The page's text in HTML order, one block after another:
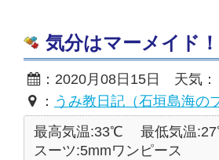
気分はマーメイド
：2020月08日15日 天気：
： うみ教日記（石垣島海の
最高気温:33℃
最低気温
スーツ:5mmワンピース